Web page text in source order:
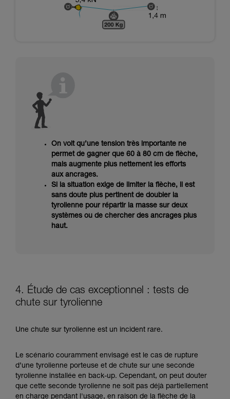
On voit qu’une tension très importante ne
permet de gagner que 60 à 80 cm de flèche,
mais augmente plus nettement les efforts
aux ancrages.
Si la situation exige de limiter la flèche, il est
sans doute plus pertinent de doubler la
tyrolienne pour répartir la masse sur deux
systèmes ou de chercher des ancrages plus
haut.
4. Étude de cas exceptionnel : tests de
chute sur tyrolienne
Une chute sur tyrolienne est un incident rare.
Le scénario couramment envisagé est le cas de rupture
d’une tyrolienne porteuse et de chute sur une seconde
tyrolienne installée en back-up. Cependant, on peut douter
que cette seconde tyrolienne ne soit pas déjà partiellement
en charge pendant l'usage, en raison de la flèche de la